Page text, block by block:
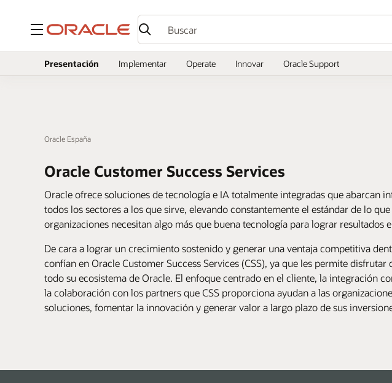
Menú
Presentación Implementar Operate Innovar Oracle Support
Oracle España
Oracle Customer Success Services
Oracle ofrece soluciones de tecnología e IA totalmente integradas que abarcan
todos los sectores a los que sirve, elevando constantemente el estándar de lo
organizaciones necesitan algo más que buena tecnología para lograr resultados
De cara a lograr un crecimiento sostenido y generar una ventaja competitiva
confían en Oracle Customer Success Services (CSS), ya que les permite
todo su ecosistema de Oracle. El enfoque centrado en el cliente, la integración
la colaboración con los partners que CSS proporciona ayudan a las
soluciones, fomentar la innovación y generar valor a largo plazo de sus